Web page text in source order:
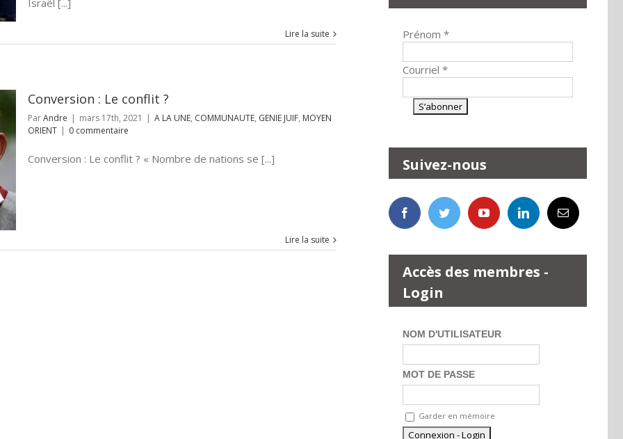
Israël [...]
Lire la suite
Conversion : Le conflit ?
ParAndre | mars 17th, 2021 | A LA UNE, COMMUNAUTE, GENIE JUIF, MOYEN
ORIENT | 0 commentaire
Conversion : Le conflit ? « Nombre de nations se [...]
Lire la suite
Prénom *
Courriel *
Suivez-nous
Accès des membres -
Login
NOM D'UTILISATEUR
MOT DE PASSE
Garder en mémoire